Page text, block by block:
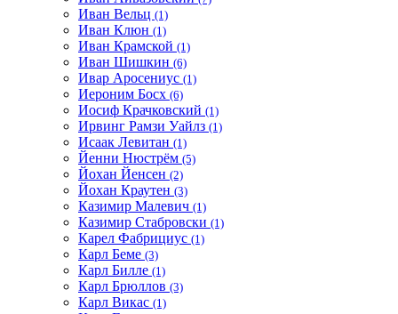
Иван Вельц (1)
Иван Клюн (1)
Иван Крамской (1)
Иван Шишкин (6)
Ивар Аросениус (1)
Иероним Босх (6)
Иосиф Крачковский (1)
Ирвинг Рамзи Уайлз (1)
Исаак Левитан (1)
Йенни Нюстрём (5)
Йохан Йенсен (2)
Йохан Краутен (3)
Казимир Малевич (1)
Казимир Стабровски (1)
Карел Фабрициус (1)
Карл Беме (3)
Карл Билле (1)
Карл Брюллов (3)
Карл Викас (1)